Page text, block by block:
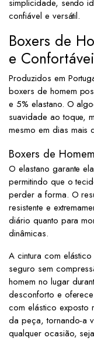
simplicidade, sendo
confiável e versátil.
Boxers de
e
Produzidos em
boxers de homem
e 5% elastano. O
suavidade ao toque,
mesmo em dias mais
Boxers de
O elastano garante
permitindo que o
perder a forma. O
resistente e
diário quanto para
dinâmicas.
A cintura com
seguro sem
homem no lugar
desconforto e
com elástico
da peça, tornando-a
qualquer ocasião,